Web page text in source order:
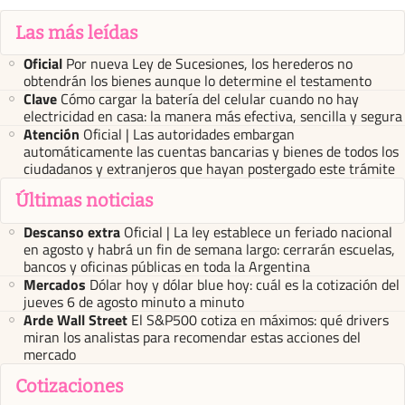
Las más leídas
Oficial Por nueva Ley de Sucesiones, los herederos no
obtendrán los bienes aunque lo determine el testamento
Clave Cómo cargar la batería del celular cuando no hay
electricidad en casa: la manera más efectiva, sencilla y segura
Atención Oficial | Las autoridades embargan
automáticamente las cuentas bancarias y bienes de todos los
ciudadanos y extranjeros que hayan postergado este trámite
Últimas noticias
Descanso extra Oficial | La ley establece un feriado nacional
en agosto y habrá un fin de semana largo: cerrarán escuelas,
bancos y oficinas públicas en toda la Argentina
Mercados Dólar hoy y dólar blue hoy: cuál es la cotización del
jueves 6 de agosto minuto a minuto
Arde Wall Street El S&P500 cotiza en máximos: qué drivers
miran los analistas para recomendar estas acciones del
mercado
Cotizaciones